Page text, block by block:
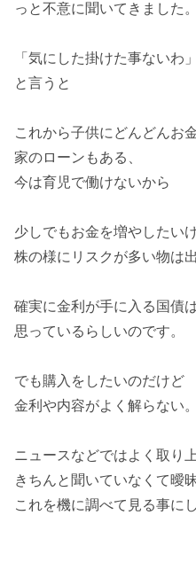
っと不意に聞いてきました。
「気にした掛けた事ないわ」
と言うと
これから子供にどんどんお
家のローンもある、
今は育児で働けないから
少しでもお金を増やしたい
株の様にリスクが多い物は
確実に金利が手に入る国債
思っているらしいのです。
でも購入をしたいのだけど
金利や内容がよく解らない。
ニュースなどではよく取り
きちんと聞いていなくて曖
これを機に調べて見る事に